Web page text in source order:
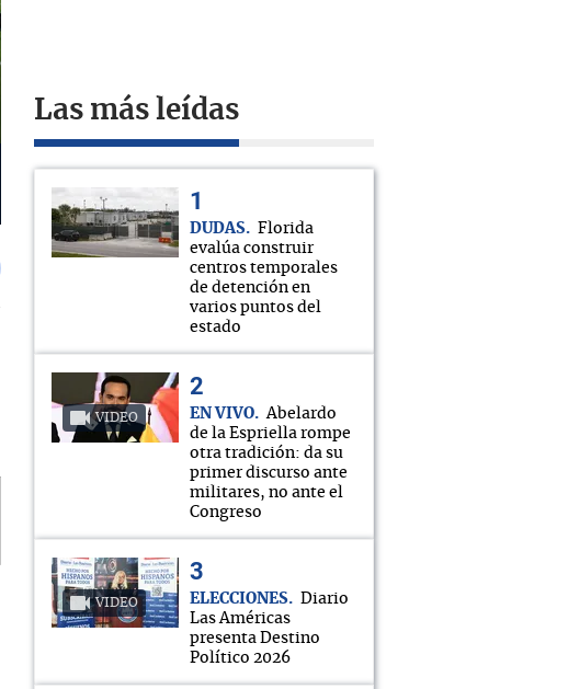
Las más leídas
DUDAS
Florida
evalúa construir
centros temporales
de detención en
varios puntos del
estado
VIDEO EN VIVO
Abelardo
de la Espriella rompe
otra tradición: da su
primer discurso ante
militares, no ante el
Congreso
VIDEO ELECCIONES
Diario
Las Américas
presenta Destino
Político 2026